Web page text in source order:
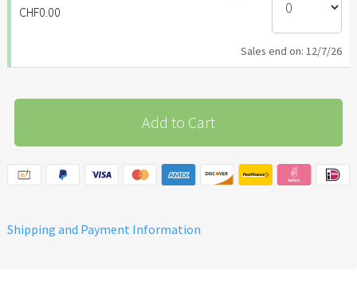
CHF0.00
Sales end on: 12/7/26
Add to Cart
Shipping and Payment Information